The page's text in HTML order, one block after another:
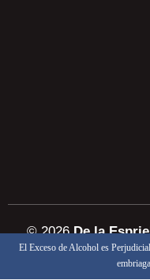
El Exceso de Alcohol es
© 2026De la
reservados